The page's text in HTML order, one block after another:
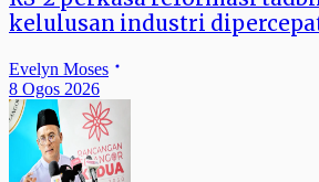
kelulusan industri
Evelyn Moses
8 Ogos 2026